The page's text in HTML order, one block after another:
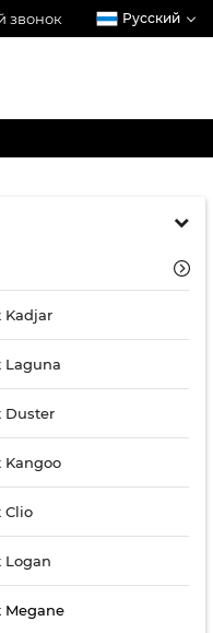
звонок Русский
Kadjar
Laguna
Duster
Kangoo
Clio
Logan
Megane